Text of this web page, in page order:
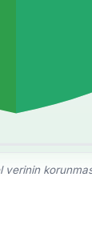
verinin